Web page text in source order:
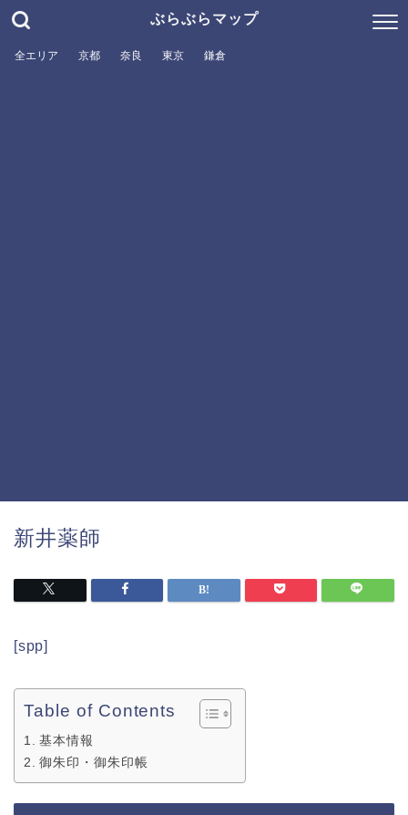
ぶらぶらマップ
全エリア 京都 奈良 東京 鎌倉
新井薬師
[spp]
Table of Contents
基本情報
御朱印・御朱印帳